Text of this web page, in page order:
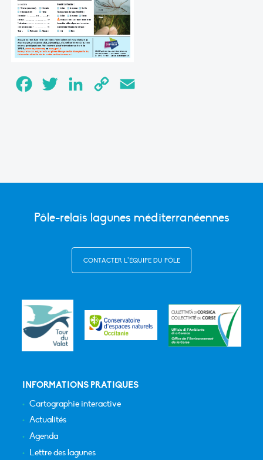
FacebookTwitter LinkedInCopy
Pôle-relais lagunes méditerranéennes
CONTACTER L’ÉQUIPE DU PÔLE
INFORMATIONS PRATIQUES
Cartographie interactive
Actualités
Agenda
Lettre des lagunes